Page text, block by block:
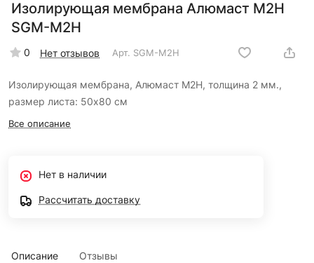
Изолирующая мембрана Алюмаст M2H
SGM-M2H
0 Нет отзывов Арт. SGM-M2H
Изолирующая мембрана, Алюмаст M2H, толщина 2 мм.,
размер листа: 50х80 см
Все описание
Нет в наличии
Рассчитать доставку
Описание Отзывы